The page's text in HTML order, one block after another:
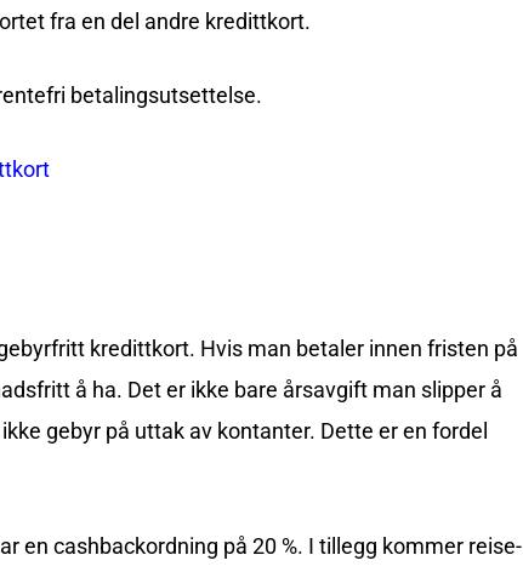
fra en del andre kredittkort.
betalingsutsettelse.
kredittkort. Hvis man betaler innen fristen på
å ha. Det er ikke bare årsavgift man slipper å
gebyr på uttak av kontanter. Dette er en fordel
en cashbackordning på 20 %. I tillegg kommer reise-